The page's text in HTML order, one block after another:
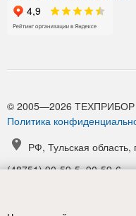
© 2005—2026 ТЕХПРИБОР
Политика
РФ, Тульская
(48751) 90-59-5, 90-59-6